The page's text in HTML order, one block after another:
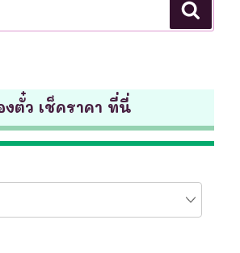
งตั๋ว เช็คราคา ที่นี่